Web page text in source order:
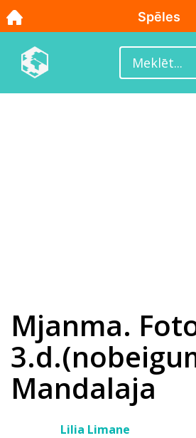
Mjanma.
Mandalaja
Lilia Limane